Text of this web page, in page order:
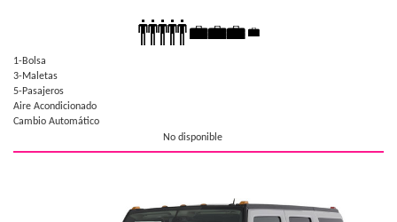
1-Bolsa
3-Maletas
5-Pasajeros
Aire Acondicionado
Cambio Automático
No disponible